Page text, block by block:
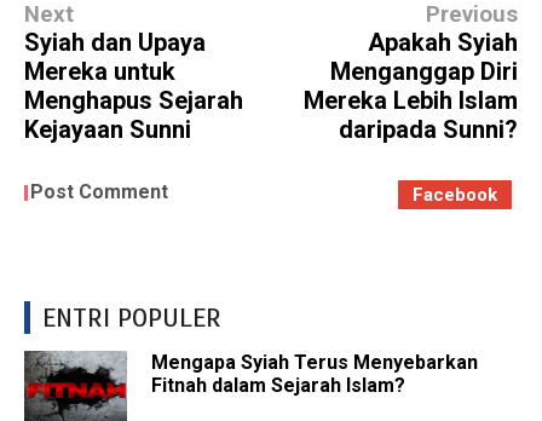
Next
Syiah dan Upaya
Mereka untuk
Menghapus Sejarah
Kejayaan Sunni
Previous
Apakah Syiah
Menganggap Diri
Mereka Lebih Islam
daripada Sunni?
Post Comment Facebook
ENTRI POPULER
Mengapa Syiah Terus Menyebarkan
Fitnah dalam Sejarah Islam?